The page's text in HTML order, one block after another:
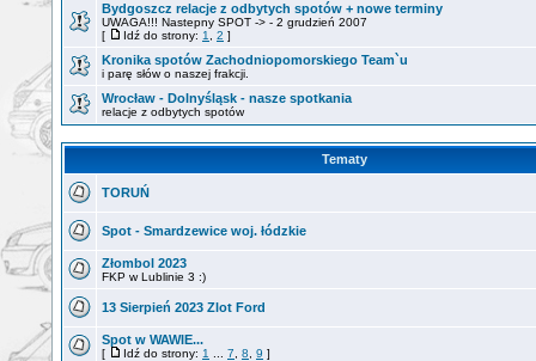
Bydgoszcz relacje z odbytych spotów + nowe terminy
UWAGA!!! Nastepny SPOT -> - 2 grudzień 2007
[
Idź do strony: 1 2 ]
Kronika spotów Zachodniopomorskiego Team`u
i parę słów o naszej frakcji.
Wrocław - Dolnyśląsk - nasze spotkania
relacje z odbytych spotów
Tematy
TORUŃ
Spot - Smardzewice woj. łódzkie
Złombol 2023
FKP w Lublinie 3 :)
13 Sierpień 2023 Zlot Ford
Spot w WAWIE...
[ Idź do strony: 1 7 8 9 ]